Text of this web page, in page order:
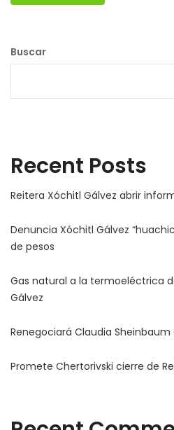
Buscar
Recent Posts
Reitera Xóchitl Gálvez abrir
Denuncia Xóchitl Gálvez
de pesos
Gas natural a la termoeléctrica
Gálvez
Renegociará Claudia
Promete Chertorivski cierre de